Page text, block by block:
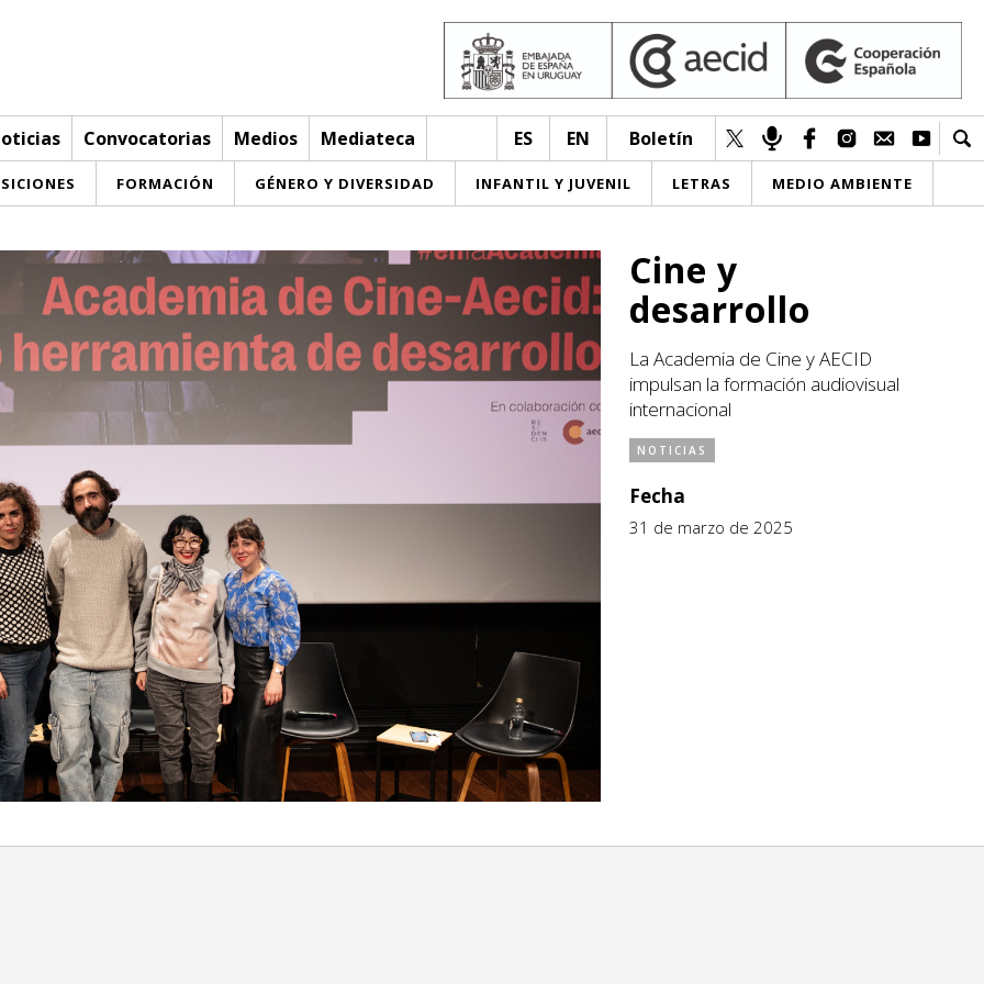
Convocatorias Medios Mediateca ES EN Boletín
FORMACIÓN GÉNERO Y DIVERSIDAD INFANTIL Y JUVENIL LETRAS MEDIO AMBIENTE
Cine y
desarrollo
La Academia de Cine y AECID
impulsan la formación audiovisual
internacional
NOTICIAS
Fecha
31 de marzo de 2025